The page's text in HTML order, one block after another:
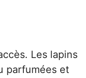
Les lapins
parfumées et